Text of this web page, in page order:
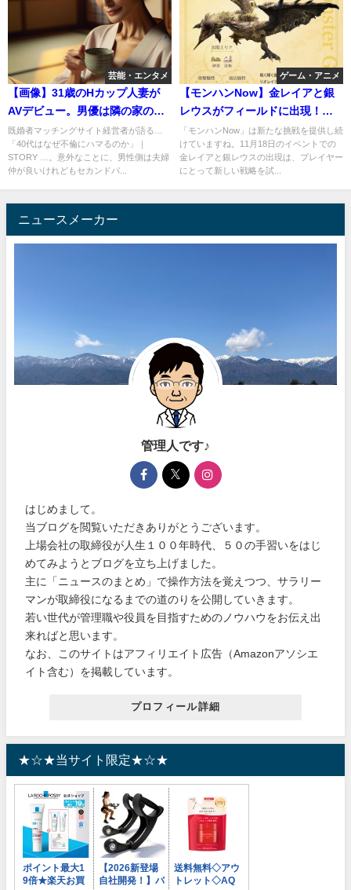
芸能・エンタメ
【画像】31歳のHカップ人妻が
AVデビュー。男優は隣の家のご
主人で地獄絵図。メシウマｗ
既婚者マッチングサイト経営者が語る…
「40代はなぜ不倫にハマるのか」｜
STORY …。意外なことに、男性側は夫婦
仲が良いけれどもセカンドパ...
ゲーム・アニメ
【モンハンNow】金レイアと銀
レウスがフィールドに出現！大
連続狩猟ポイントでも狩猟OK！
「モンハンNow」は新たな挑戦を提供し続
けていますね。11月18日のイベントでの
金レイアと銀レウスの出現は、プレイヤー
にとって新しい戦略を試...
ニュースメーカー
管理人です♪
はじめまして。
当ブログを閲覧いただきありがとうございます。
上場会社の取締役が人生１００年時代、５０の手習いをはじ
めてみようとブログを立ち上げました。
主に「ニュースのまとめ」で操作方法を覚えつつ、サラリー
マンが取締役になるまでの道のりを公開していきます。
若い世代が管理職や役員を目指すためのノウハウをお伝え出
来ればと思います。
なお、このサイトはアフィリエイト広告（Amazonアソシエ
イト含む）を掲載しています。
プロフィール詳細
★☆★当サイト限定★☆★